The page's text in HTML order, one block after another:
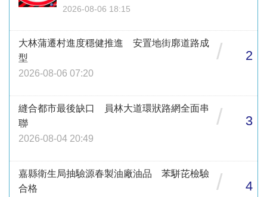
2026-08-06 18:15
大林蒲遷村進度穩健推進 安置地街廓道路成
型
2026-08-06 07:20
/ 2
縫合都市最後缺口 員林大道環狀路網全面串
聯
2026-08-04 20:49
/ 3
嘉縣衛生局抽驗源春製油廠油品 苯駢芘檢驗
合格
/ 4